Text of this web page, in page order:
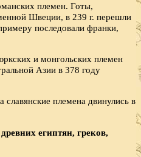
племен. Готы,
Швеции, в 239 г. перешли
последовали франки,
и монгольских племен
Азии в 378 году
славянские племена двинулись в
египтян, греков,